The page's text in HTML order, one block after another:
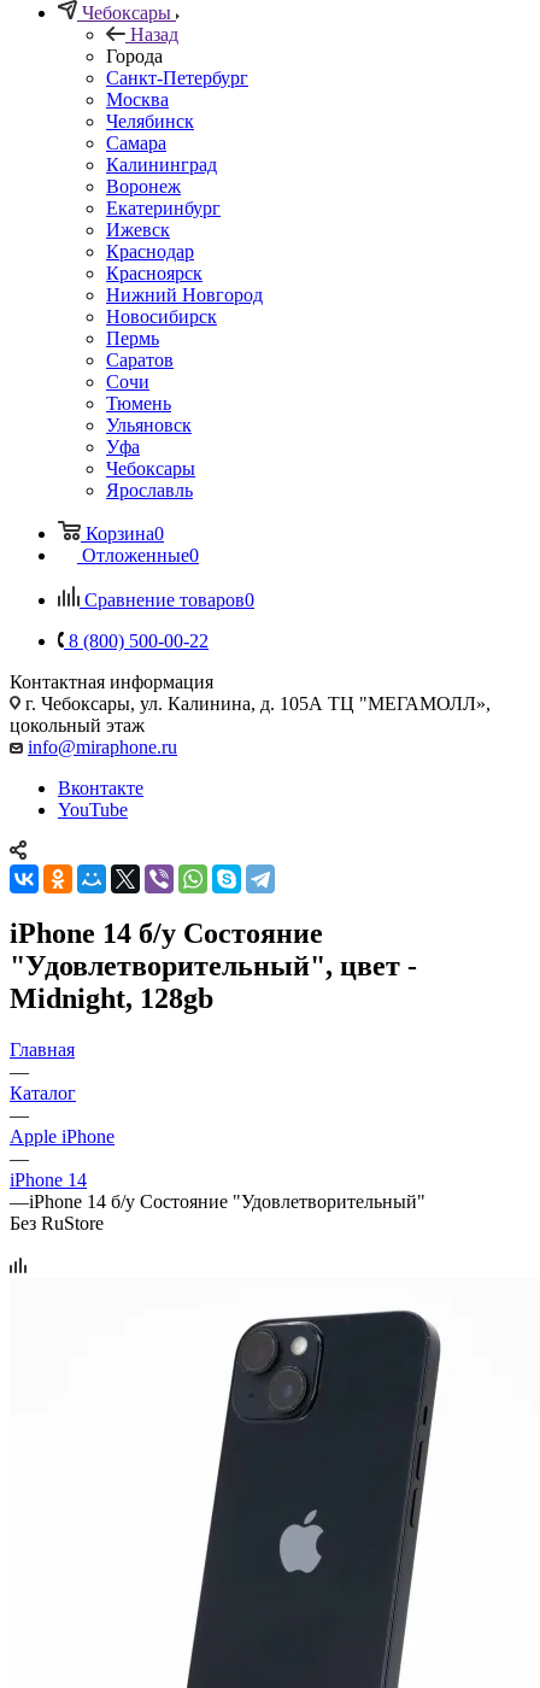
Чебоксары
Назад
Города
Санкт-Петербург
Москва
Челябинск
Самара
Калининград
Воронеж
Екатеринбург
Ижевск
Краснодар
Красноярск
Нижний Новгород
Новосибирск
Пермь
Саратов
Сочи
Тюмень
Ульяновск
Уфа
Чебоксары
Ярославль
Корзина0
Отложенные0
Сравнение товаров0
8 (800) 500-00-22
Контактная информация
г. Чебоксары, ул. Калинина, д. 105А ТЦ "МЕГАМОЛЛ»,
цокольный этаж
info@miraphone.ru
Вконтакте
YouTube
iPhone 14 б/у Состояние
"Удовлетворительный", цвет -
Midnight, 128gb
Главная
—
Каталог
—
Apple iPhone
—
iPhone 14
—iPhone 14 б/у Состояние "Удовлетворительный"
Без RuStore